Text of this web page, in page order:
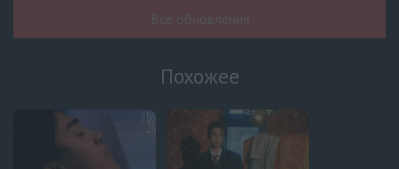
Навечно влюблённые5 серия
UAFLIX (украинский)
Навечно влюблённые
3 серия
Все обновления
Похожее